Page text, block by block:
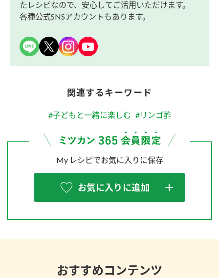
たレシピなので、安心してご活用いただけます。
各種公式SNSアカウントもあります。
関連するキーワード
#子どもと一緒に楽しむ #リンゴ酢
My レシピでお気に入りに保存
お気に入りに追加
おすすめコンテンツ